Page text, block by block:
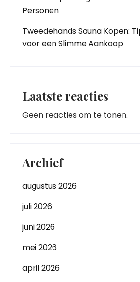
Personen
Tweedehands Sauna Kopen:
voor een Slimme Aankoop
Laatste reacties
Geen reacties om te tonen.
Archief
augustus 2026
juli 2026
juni 2026
mei 2026
april 2026